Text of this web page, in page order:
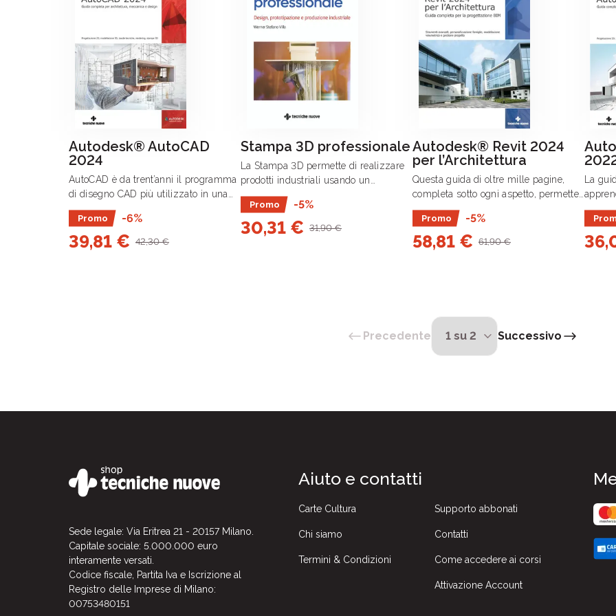
Autodesk® AutoCAD
2024
AutoCAD è da trent’anni il programma
di disegno CAD più utilizzato in una
moltitudine di campi di progettazione
– architettonica, industriale,
impiantistica e altri – nonostante
l’avvento di una .
Promo -6%
39,81 € 42,30 €
Stampa 3D professionale
La Stampa 3D permette di realizzare
prodotti industriali usando un
processo in cui gli aspetti progettuali e
produttivi diventano un unico soggetto,
secondo l’integrazione di aspetti
gestionali e .
Promo -5%
30,31 € 31,90 €
Autodesk® Revit 2024
per l’Architettura
Questa guida di oltre mille pagine,
completa sotto ogni aspetto, permette
al progettista di sfruttare tutte le
potenti funzioni del software per la
creazione di un modello 3D digitale .
Promo -5%
58,81 € 61,90 €
La
suo
Precedente Successivo
Sede legale: Via Eritrea 21 - 20157 Milano.
Capitale sociale: 5.000.000 euro
interamente versati.
Codice fiscale, Partita Iva e Iscrizione al
Registro delle Imprese di Milano:
00753480151
Aiuto e contatti
Carte Cultura
Chi siamo
Termini & Condizioni
Supporto abbonati
Contatti
Come accedere ai corsi
Attivazione Account